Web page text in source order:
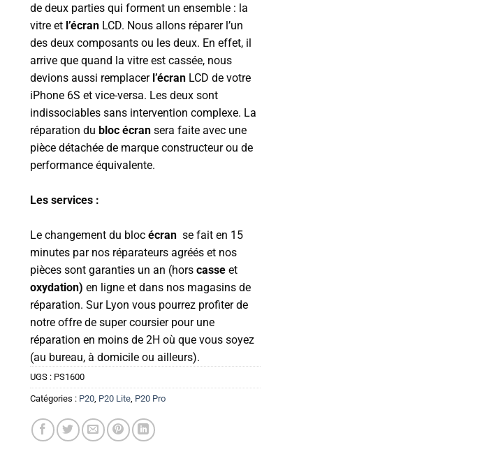
de deux parties qui forment un ensemble : la
vitre et l’écran LCD. Nous allons réparer l’un
des deux composants ou les deux. En effet, il
arrive que quand la vitre est cassée, nous
devions aussi remplacer l’écran LCD de votre
iPhone 6S et vice-versa. Les deux sont
indissociables sans intervention complexe. La
réparation du bloc écran sera faite avec une
pièce détachée de marque constructeur ou de
performance équivalente.
Les services :
Le changement du bloc écran se fait en 15
minutes par nos réparateurs agréés et nos
pièces sont garanties un an (hors casse et
oxydation) en ligne et dans nos magasins de
réparation. Sur Lyon vous pourrez profiter de
notre offre de super coursier pour une
réparation en moins de 2H où que vous soyez
(au bureau, à domicile ou ailleurs).
UGS : PS1600
Catégories : P20 P20 Lite P20 Pro